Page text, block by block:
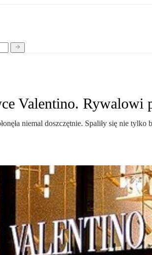
Valentino. Rywalowi
niemal doszczętnie. Spaliły się nie